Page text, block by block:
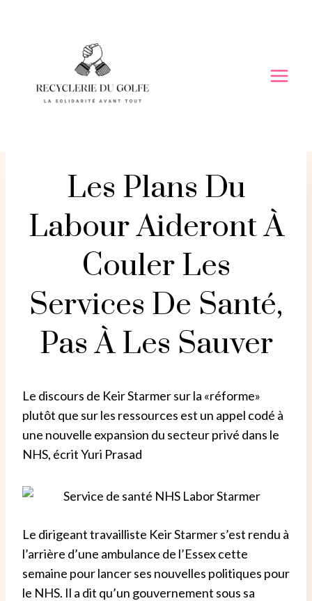
Les Plans Du
Labour Aideront À
Couler Les
Services De Santé,
Pas À Les Sauver
Le discours de Keir Starmer sur la «réforme»
plutôt que sur les ressources est un appel codé à
une nouvelle expansion du secteur privé dans le
NHS, écrit Yuri Prasad
Le dirigeant travailliste Keir Starmer s’est rendu à
l’arrière d’une ambulance de l’Essex cette
semaine pour lancer ses nouvelles politiques pour
le NHS. Il a dit qu’un gouvernement sous sa